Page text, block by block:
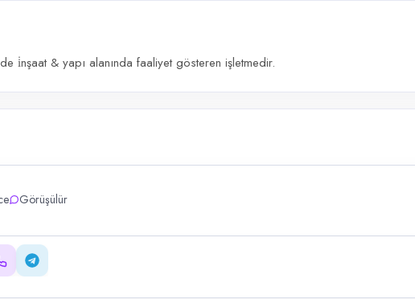
i̇nşaat & yapı alanında faaliyet gösteren işletmedir.
Görüşülür